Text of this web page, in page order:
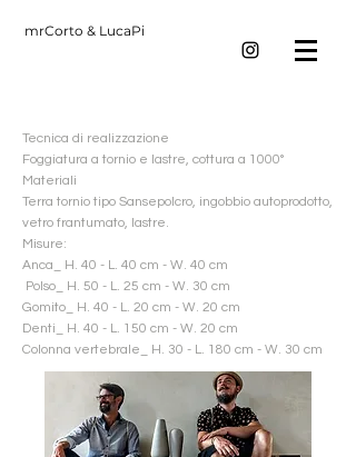
mrCorto & LucaPi
Tecnica di realizzazione
Foggiatura a tornio e lastre, cottura a 1000°
Materiali
Terra tornio tipo Sansepolcro, ingobbio autoprodotto,
vetro frantumato, lastre.
Misure:
Anca_ H. 40 - L. 40 cm - W. 40 cm
Polso_ H. 50 - L. 25 cm - W. 30 cm
Gomito_ H. 40 - L. 20 cm - W. 20 cm
Denti_ H. 40 - L. 150 cm - W. 20 cm
Colonna vertebrale_ H. 30 - L. 180 cm - W. 30 cm